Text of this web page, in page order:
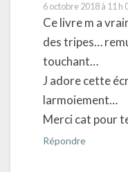
6 octobre 2018 à 11 h
Ce livre m a
des tripes…
touchant…
J adore cette
larmoiement…
Merci cat pour
Répondre